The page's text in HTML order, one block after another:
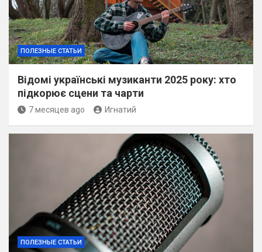
ПОЛЕЗНЫЕ СТАТЬИ
Відомі українські музиканти 2025 року: хто
підкорює сцени та чарти
7 месяцев ago Игнатий
ПОЛЕЗНЫЕ СТАТЬИ